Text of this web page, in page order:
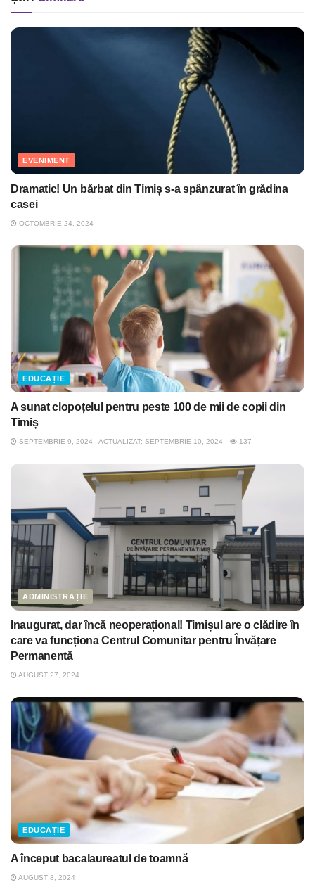
EVENIMENT
Dramatic! Un bărbat din Timiș s-a spânzurat în grădina
casei
OCTOMBRIE 24, 2024
EDUCAȚIE
A sunat clopoțelul pentru peste 100 de mii de copii din
Timiș
SEPTEMBRIE 9, 2024 - ACTUALIZAT: SEPTEMBRIE 10, 2024 137
ADMINISTRAȚIE
Inaugurat, dar încă neoperațional! Timișul are o clădire în
care va funcționa Centrul Comunitar pentru Învățare
Permanentă
AUGUST 27, 2024
EDUCAȚIE
A început bacalaureatul de toamnă
AUGUST 8, 2024